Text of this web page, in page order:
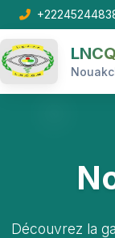
Découvrez la